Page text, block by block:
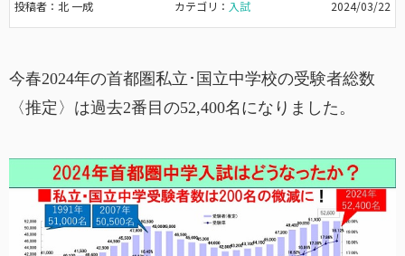
投稿者：北 一成 カテゴリ： 入試 2024/03/22
今春2024年の首都圏私立･国立中学校の受験者総数
〈推定〉は過去2番目の52,400名になりました。